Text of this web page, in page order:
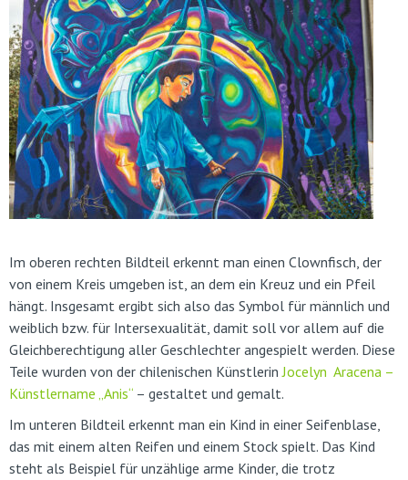
Im oberen rechten Bildteil erkennt man einen Clownfisch, der
von einem Kreis umgeben ist, an dem ein Kreuz und ein Pfeil
hängt. Insgesamt ergibt sich also das Symbol für männlich und
weiblich bzw. für Intersexualität, damit soll vor allem auf die
Gleichberechtigung aller Geschlechter angespielt werden. Diese
Teile wurden von der chilenischen KünstlerinJocelyn Aracena –
Künstlername „Anis“ – gestaltet und gemalt.
Im unteren Bildteil erkennt man ein Kind in einer Seifenblase,
das mit einem alten Reifen und einem Stock spielt. Das Kind
steht als Beispiel für unzählige arme Kinder, die trotz